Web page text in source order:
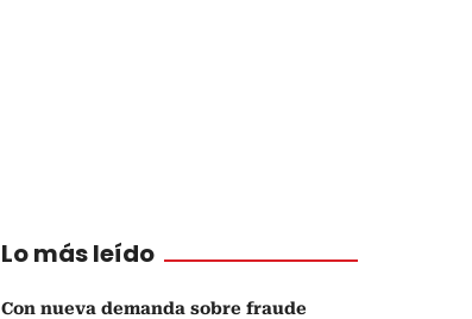
Lo más leído
Con nueva demanda sobre fraude